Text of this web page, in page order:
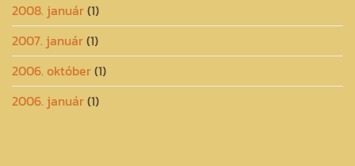
2008. január(1)
2007. január(1)
2006. október(1)
2006. január(1)